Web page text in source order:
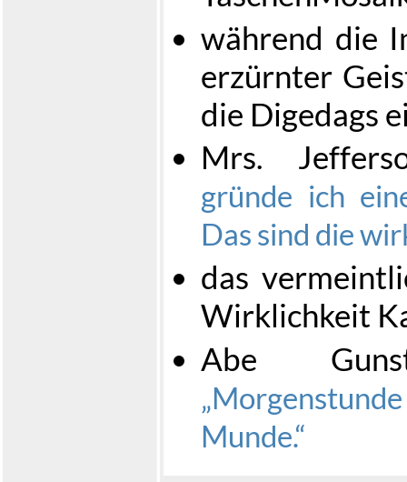
während die
erzürnter
die Digedags
Mrs.
gründe ich
Das sind die
das
Wirklichkeit
Abe
Munde.